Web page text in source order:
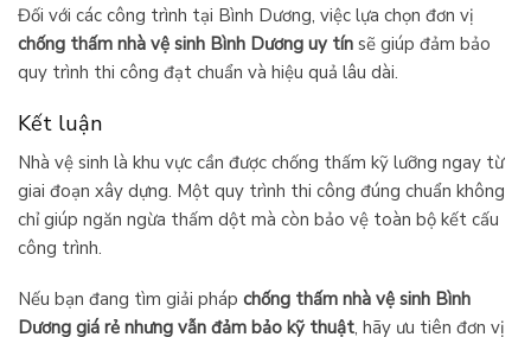
Đối với các công trình tại Bình Dương, việc lựa chọn đơn vị
chống thấm nhà vệ sinh Bình Dương uy tín sẽ giúp đảm bảo
quy trình thi công đạt chuẩn và hiệu quả lâu dài.
Kết luận
Nhà vệ sinh là khu vực cần được chống thấm kỹ lưỡng ngay từ
giai đoạn xây dựng. Một quy trình thi công đúng chuẩn không
chỉ giúp ngăn ngừa thấm dột mà còn bảo vệ toàn bộ kết cấu
công trình.
Nếu bạn đang tìm giải pháp chống thấm nhà vệ sinh Bình
Dương giá rẻ nhưng vẫn đảm bảo kỹ thuật, hãy ưu tiên đơn vị